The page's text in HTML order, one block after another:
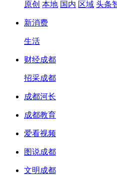
原创 本地 国内 区域 头条
新消费
生活
财经成都
招采成都
成都河长
成都教育
爱看视频
图说成都
文明成都